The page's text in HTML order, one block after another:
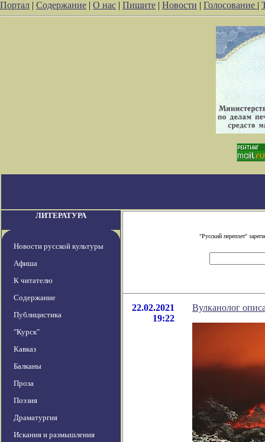
Портал | Содержание | О нас | Пишите | Новости | Голосование |
ЛИТЕРАТУРА
Новости русской культуры
Афиша
К читателю
Содержание
Публицистика
"Курск"
Кавказ
Балканы
Проза
Поэзия
Драматургия
Искания и размышления
"Русский переплет"
22.02.2021
19:22
Вулканолог